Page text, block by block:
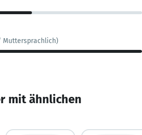
Muttersprachlich)
mit ähnlichen